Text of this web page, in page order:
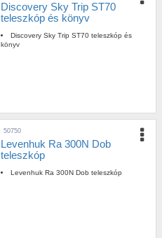
Discovery Sky Trip ST70
teleszkóp és könyv
Discovery Sky Trip ST70 teleszkóp és
könyv
50750
Levenhuk Ra 300N Dob
teleszkóp
Levenhuk Ra 300N Dob teleszkóp